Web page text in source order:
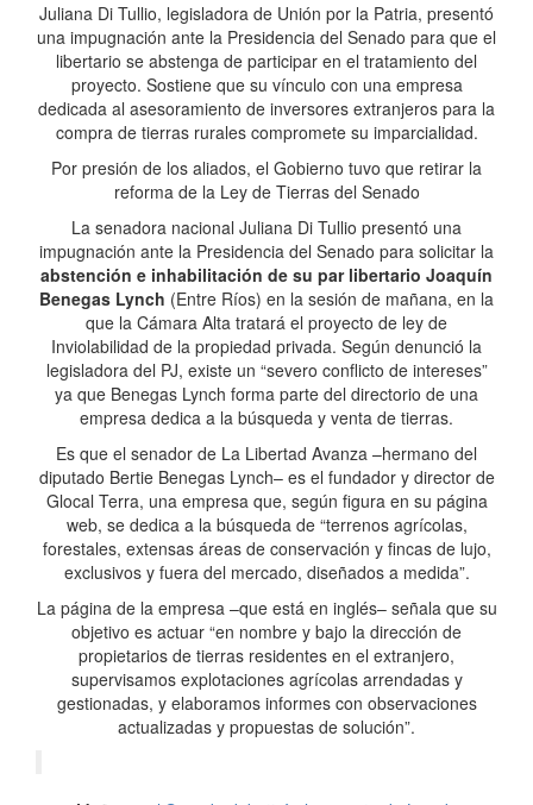
Juliana Di Tullio, legisladora de Unión por la Patria, presentó
una impugnación ante la Presidencia del Senado para que el
libertario se abstenga de participar en el tratamiento del
proyecto. Sostiene que su vínculo con una empresa
dedicada al asesoramiento de inversores extranjeros para la
compra de tierras rurales compromete su imparcialidad.
Por presión de los aliados, el Gobierno tuvo que retirar la
reforma de la Ley de Tierras del Senado
La senadora nacional Juliana Di Tullio presentó una
impugnación ante la Presidencia del Senado para solicitar la
abstención e inhabilitación de su par libertario Joaquín
Benegas Lynch (Entre Ríos) en la sesión de mañana, en la
que la Cámara Alta tratará el proyecto de ley de
Inviolabilidad de la propiedad privada. Según denunció la
legisladora del PJ, existe un “severo conflicto de intereses”
ya que Benegas Lynch forma parte del directorio de una
empresa dedica a la búsqueda y venta de tierras.
Es que el senador de La Libertad Avanza –hermano del
diputado Bertie Benegas Lynch– es el fundador y director de
Glocal Terra, una empresa que, según figura en su página
web, se dedica a la búsqueda de “terrenos agrícolas,
forestales, extensas áreas de conservación y fincas de lujo,
exclusivos y fuera del mercado, diseñados a medida”.
La página de la empresa –que está en inglés– señala que su
objetivo es actuar “en nombre y bajo la dirección de
propietarios de tierras residentes en el extranjero,
supervisamos explotaciones agrícolas arrendadas y
gestionadas, y elaboramos informes con observaciones
actualizadas y propuestas de solución”.